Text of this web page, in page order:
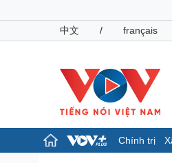
中文
/ français
Chính trị